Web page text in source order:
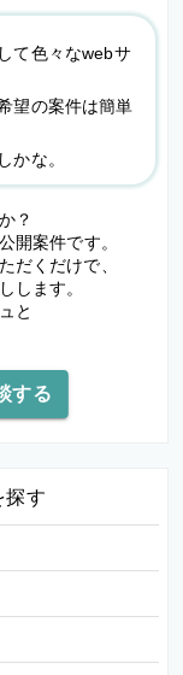
て色々なwebサ
望の案件は簡単
かな。
？
開案件です。
だくだけで、
します。
と
する
探す